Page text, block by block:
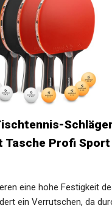
Profi
eine hohe Festigkeit
ein